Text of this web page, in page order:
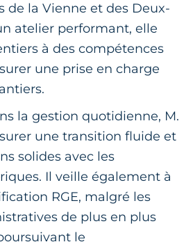
de la Vienne et des Deux-
atelier performant, elle
à des compétences
une prise en charge
la gestion quotidienne, M.
une transition fluide et
solides avec les
Il veille également à
RGE, malgré les
de plus en plus
le